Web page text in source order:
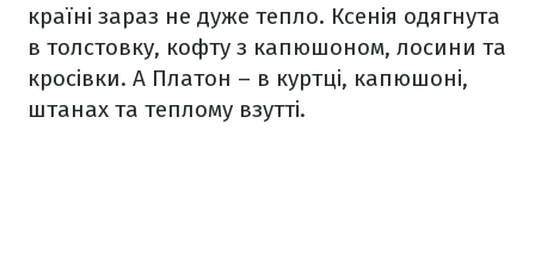
країні зараз не дуже тепло. Ксенія одягнута
в толстовку, кофту з капюшоном, лосини та
кросівки. А Платон – в куртці, капюшоні,
штанах та теплому взутті.